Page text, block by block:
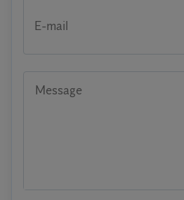
E-mail
Message